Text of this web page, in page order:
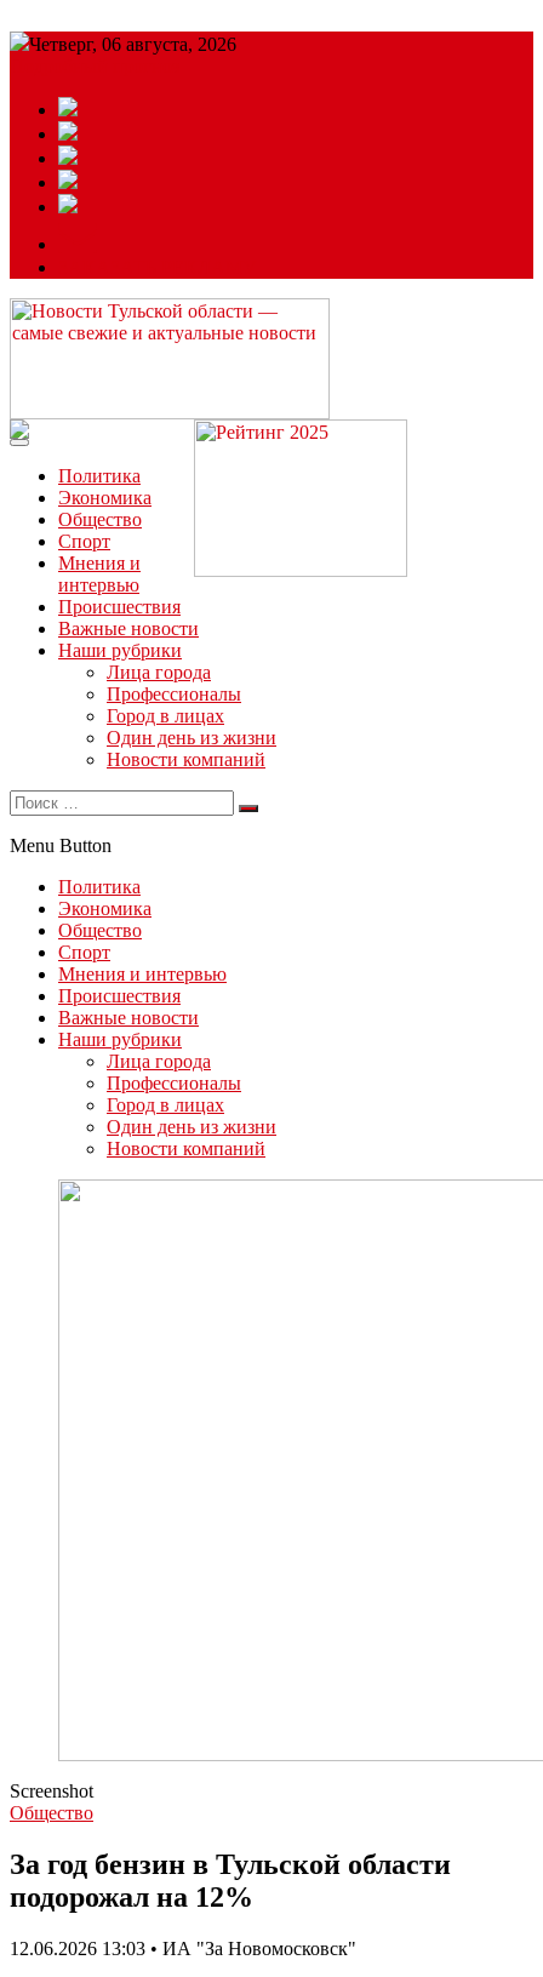
Четверг, 06 августа, 2026
Читайте последние новости дня в Тульской области на сайте
“ЗаНовомосковск”
Политика
Экономика
Общество
Спорт
Мнения и
интервью
Происшествия
Важные новости
Наши рубрики
Лица города
Профессионалы
Город в лицах
Один день из жизни
Новости компаний
Menu Button
Политика
Экономика
Общество
Спорт
Мнения и интервью
Происшествия
Важные новости
Наши рубрики
Лица города
Профессионалы
Город в лицах
Один день из жизни
Новости компаний
Screenshot
Общество
За год бензин в Тульской области
подорожал на 12%
12.06.2026 13:03 • ИА "За Новомосковск"